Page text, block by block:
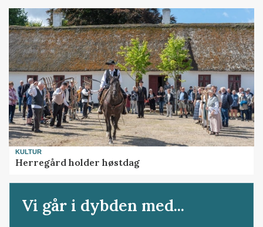
KULTUR
Herregård holder høstdag
Vi går i dybden med...